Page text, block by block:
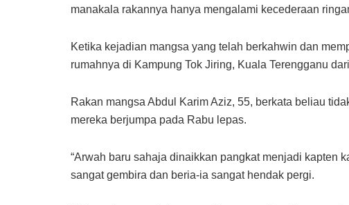
manakala rakannya hanya mengalami kecederaan
Ketika kejadian mangsa yang telah berkahwin dan
rumahnya di Kampung Tok Jiring, Kuala Terengganu
Rakan mangsa Abdul Karim Aziz, 55, berkata beliau
mereka berjumpa pada Rabu lepas.
“Arwah baru sahaja dinaikkan pangkat menjadi kapten
sangat gembira dan beria-ia sangat hendak pergi.